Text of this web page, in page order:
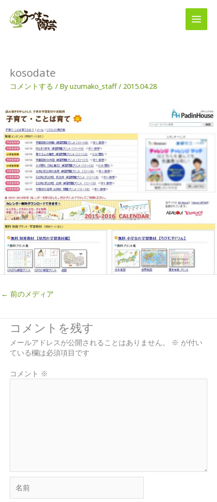
kosodate
コメントする / Byuzumako_staff/ 2015.04.28
← 前のメディア
コメントを残す
メールアドレスが公開されることはありません。 ※ が付い
ている欄は必須項目です
コメント ※
前